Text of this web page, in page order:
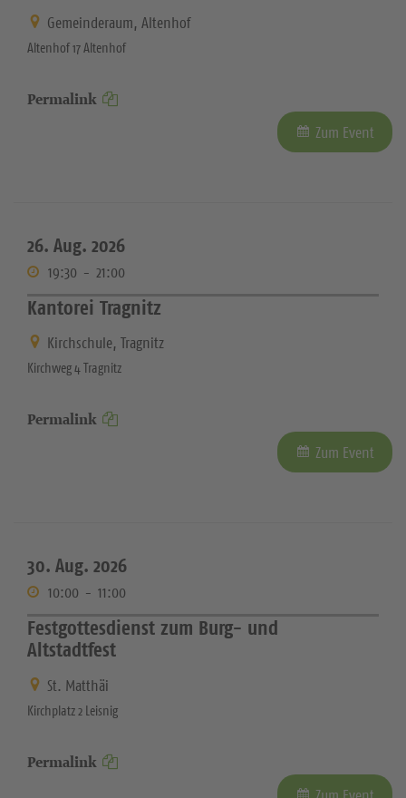
Gemeinderaum, Altenhof
Altenhof 17 Altenhof
Permalink
Zum Event
26. Aug. 2026
19:30 - 21:00
Kantorei Tragnitz
Kirchschule, Tragnitz
Kirchweg 4 Tragnitz
Permalink
Zum Event
30. Aug. 2026
10:00 - 11:00
Festgottesdienst zum Burg- und
Altstadtfest
St. Matthäi
Kirchplatz 2 Leisnig
Permalink